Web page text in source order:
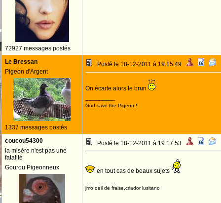
72927 messages postés
Le Bressan
Pigeon d'Argent
1337 messages postés
Posté le 18-12-2011 à 19:15:49
On écarte alors le brun
--------------------
God save the Pigeon!!!
coucou54300
la misére n'est pas une
fatalité
Gourou Pigeonneux
Posté le 18-12-2011 à 19:17:53
en tout cas de beaux sujets
--------------------
jmo oeil de fraise,criador lusitano